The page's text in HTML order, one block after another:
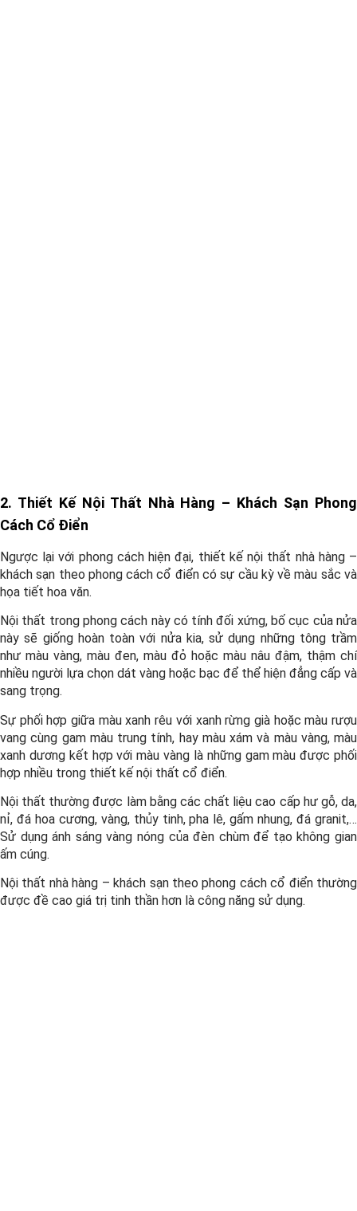
2. Thiết Kế Nội Thất Nhà Hàng – Khách Sạn Phong
Cách Cổ Điển
Ngược lại với phong cách hiện đại, thiết kế nội thất nhà hàng –
khách sạn theo phong cách cổ điển có sự cầu kỳ về màu sắc và
họa tiết hoa văn.
Nội thất trong phong cách này có tính đối xứng, bố cục của nửa
này sẽ giống hoàn toàn với nửa kia, sử dụng những tông trầm
như màu vàng, màu đen, màu đỏ hoặc màu nâu đậm, thậm chí
nhiều người lựa chọn dát vàng hoặc bạc để thể hiện đẳng cấp và
sang trọng.
Sự phối hợp giữa màu xanh rêu với xanh rừng già hoặc màu rượu
vang cùng gam màu trung tính, hay màu xám và màu vàng, màu
xanh dương kết hợp với màu vàng là những gam màu được phối
hợp nhiều trong thiết kế nội thất cổ điển.
Nội thất thường được làm bằng các chất liệu cao cấp hư gỗ, da,
nỉ, đá hoa cương, vàng, thủy tinh, pha lê, gấm nhung, đá granit,…
Sử dụng ánh sáng vàng nóng của đèn chùm để tạo không gian
ấm cúng.
Nội thất nhà hàng – khách sạn theo phong cách cổ điển thường
được đề cao giá trị tinh thần hơn là công năng sử dụng.